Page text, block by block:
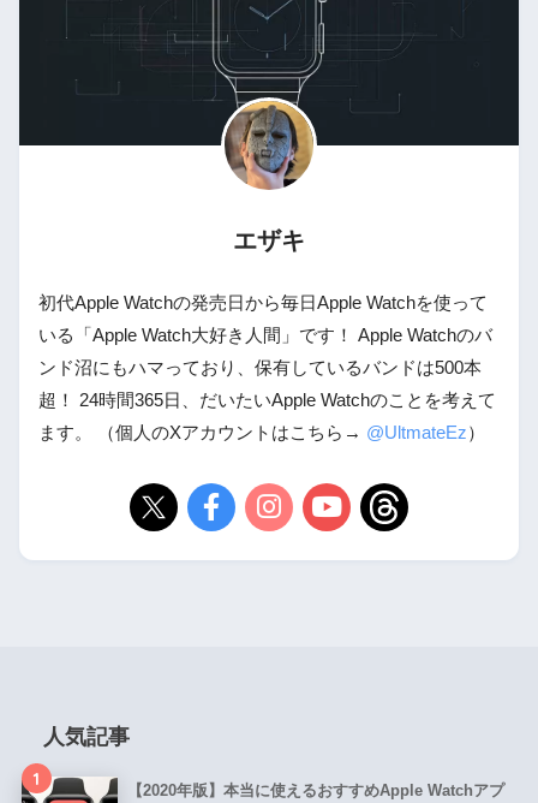
エザキ
初代Apple Watchの発売日から毎日Apple Watchを使って
いる「Apple Watch大好き人間」です！ Apple Watchのバ
ンド沼にもハマっており、保有しているバンドは500本
超！ 24時間365日、だいたいApple Watchのことを考えて
ます。 （個人のXアカウントはこちら→ @UltmateEz）
人気記事
1
【2020年版】本当に使えるおすすめApple Watchアプ